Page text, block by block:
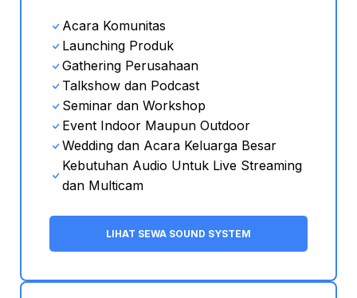
Acara Komunitas
Launching Produk
Gathering Perusahaan
Talkshow dan Podcast
Seminar dan Workshop
Event Indoor Maupun Outdoor
Wedding dan Acara Keluarga Besar
Kebutuhan Audio Untuk Live Streaming
dan Multicam
LIHAT SEWA SOUND SYSTEM